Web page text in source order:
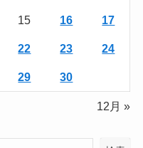
15 16 17
22 23 24
29 30
12月 »